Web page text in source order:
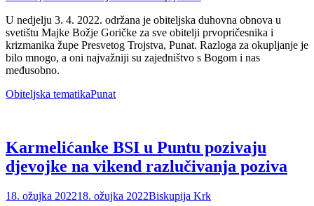
U nedjelju 3. 4. 2022. održana je obiteljska duhovna obnova u
svetištu Majke Božje Goričke za sve obitelji prvopričesnika i
krizmanika župe Presvetog Trojstva, Punat. Razloga za okupljanje je
bilo mnogo, a oni najvažniji su zajedništvo s Bogom i nas
međusobno.
Categories
Obiteljska tematikaTags
Punat
Karmelićanke BSI u Puntu pozivaju
djevojke na vikend razlučivanja poziva
Posted
18. ožujka 202218. ožujka 2022Author
Biskupija Krk